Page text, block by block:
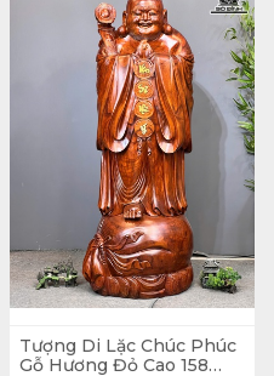
Tượng Di Lặc Chúc Phúc
Gỗ Hương Đỏ Cao 158